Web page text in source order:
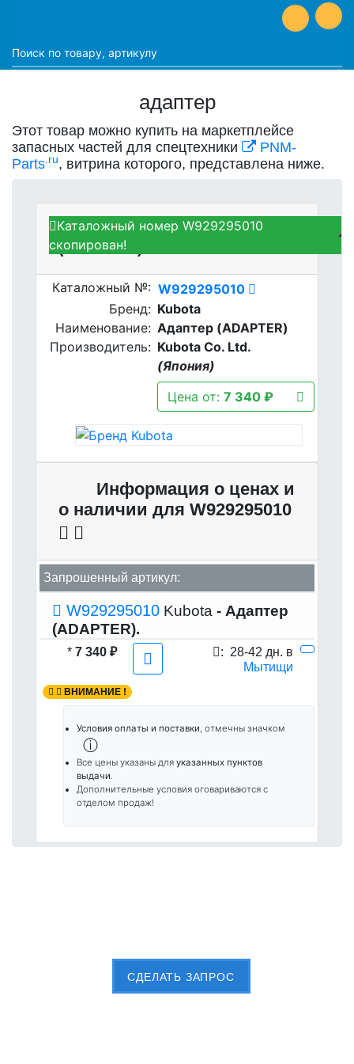
адаптер
Этот товар можно купить на маркетплейсе
запасных частей для спецтехники
PNM-
Parts.ru, витрина которого, представлена ниже.
Kubota W929295010 - Адаптер
(ADAPTER)
Каталожный №: W929295010
Бренд: Kubota
Наименование: Адаптер (ADAPTER)
Производитель: Kubota Co. Ltd.
(Япония)
Цена от: 7 340 ₽
Каталожный номер W929295010
скопирован!
Информация о ценах и
о наличии для W929295010
Запрошенный артикул:
W929295010 Kubota - Адаптер
(ADAPTER).
* 7 340 ₽ : 28-42 дн. в
Мытищи
ВНИМАНИЕ !
Условия оплаты и поставки, отмечны значком
ⓘ
Все цены указаны для указанных пунктов
выдачи.
Дополнительные условия оговариваются с
отделом продаж!
CДЕЛАТЬ ЗАПРОС